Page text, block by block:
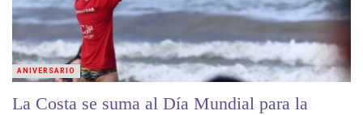
La Costa se suma al Día Mundial para la
ANIVERSARIO